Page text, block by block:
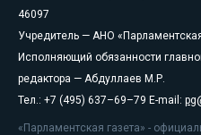
46097
Учредитель — АНО
Исполняющий обязанности
редактора — Абдуллаев М.Р.
Тел.: +7 (495) 637–69–79 E-mail:
«Парламентская газета» -